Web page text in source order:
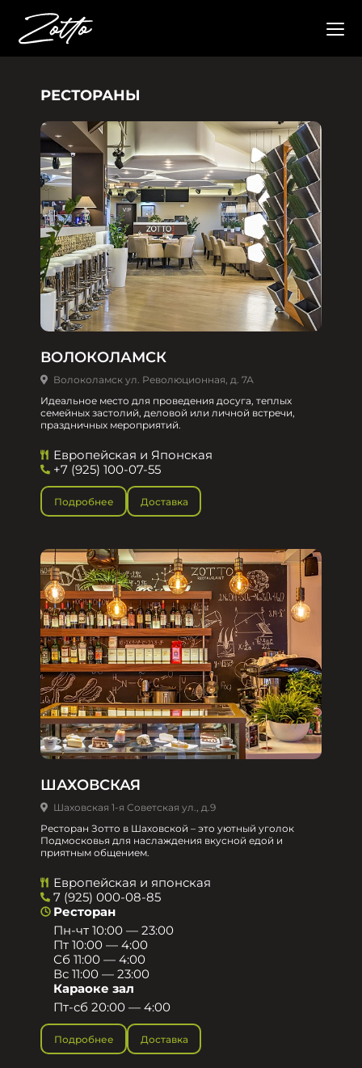
РЕСТОРАНЫ
ВОЛОКОЛАМСК
Волоколамск ул. Революционная, д. 7А
Идеальное место для проведения досуга, теплых
семейных застолий, деловой или личной встречи,
праздничных мероприятий.
Европейская и Японская
+7 (925) 100-07-55
Подробнее Доставка
ШАХОВСКАЯ
Шаховская 1-я Советская ул., д.9
Ресторан Зотто в Шаховской – это уютный уголок
Подмосковья для наслаждения вкусной едой и
приятным общением.​
Европейская и японская
7 (925) 000-08-85
Ресторан
Пн-чт 10:00 — 23:00
Пт 10:00 — 4:00
Сб 11:00 — 4:00
Вс 11:00 — 23:00
Караоке зал
Пт-сб 20:00 — 4:00
Подробнее Доставка